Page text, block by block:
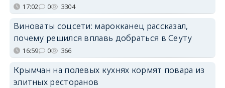
17:02 0 3304
Виноваты соцсети: марокканец рассказал,
почему решился вплавь добраться в Сеуту
16:59 0 366
Крымчан на полевых кухнях кормят повара из
элитных ресторанов